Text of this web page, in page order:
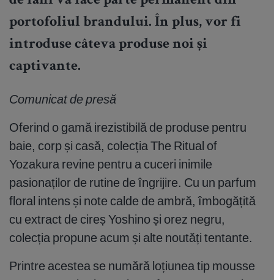
portofoliul brandului. În plus, vor fi
introduse câteva produse noi și
captivante.
Comunicat de presă
Oferind o gamă irezistibilă de produse pentru
baie, corp și casă, colecția The Ritual of
Yozakura revine pentru a cuceri inimile
pasionaților de rutine de îngrijire. Cu un parfum
floral intens și note calde de ambră, îmbogățită
cu extract de cireș Yoshino și orez negru,
colecția propune acum și alte noutăți tentante.
Printre acestea se numără loțiunea tip mousse